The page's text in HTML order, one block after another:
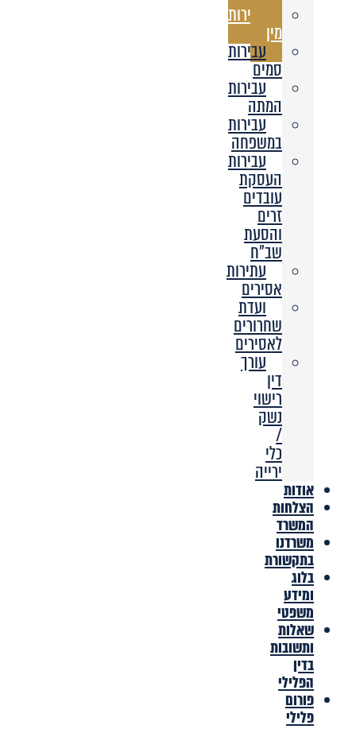
עבירות
מין
עבירות
סמים
עבירות
המתה
עבירות
במשפחה
עבירות
העסקת
עובדים
זרים
והסעת
שב”ח
עתירות
אסירים
ועדת
שחרורים
לאסירים
עורך
דין
רישוי
נשק
/
כלי
ירייה
אודות
הצלחות
המשרד
משרדנו
בתקשורת
בלוג
ומידע
משפטי
שאלות
ותשובות
בדין
הפלילי
פורום
פלילי